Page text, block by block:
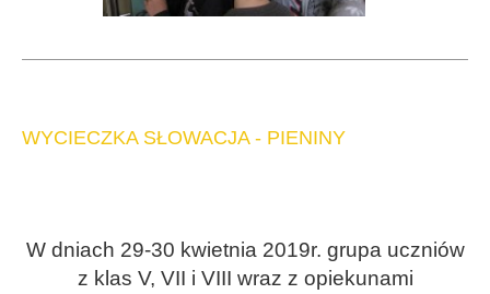
WYCIECZKA SŁOWACJA - PIENINY
W dniach 29-30 kwietnia 2019r. grupa uczniów
z klas V, VII i VIII wraz z opiekunami